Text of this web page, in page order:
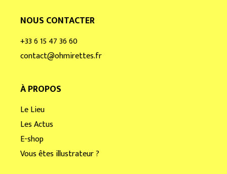
NOUS CONTACTER
+33 6 15 47 36 60
contact@ohmirettes.fr
À PROPOS
Le Lieu
Les Actus
E-shop
Vous êtes illustrateur ?